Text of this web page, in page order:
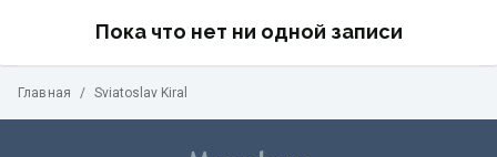
Пока что нет ни одной записи
Главная / Sviatoslav Kiral